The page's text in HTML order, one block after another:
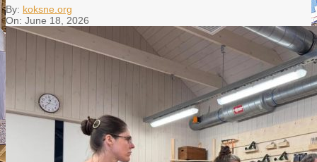
By: koksne.org
On: June 18, 2026